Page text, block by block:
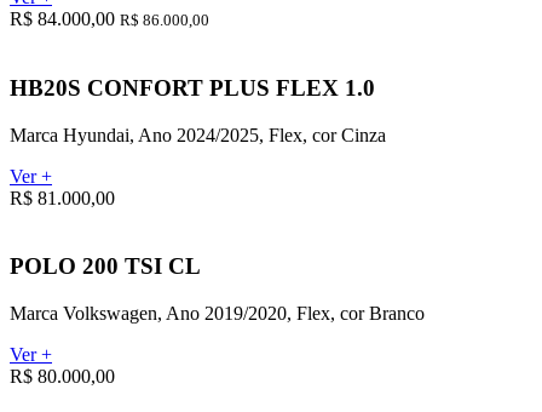
R$ 84.000,00 R$ 86.000,00
HB20S CONFORT PLUS FLEX 1.0
Marca Hyundai, Ano 2024/2025, Flex, cor Cinza
Ver +
R$ 81.000,00
POLO 200 TSI CL
Marca Volkswagen, Ano 2019/2020, Flex, cor Branco
Ver +
R$ 80.000,00